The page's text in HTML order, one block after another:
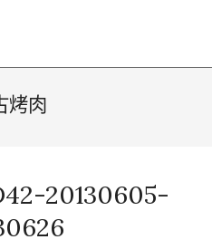
烤肉
20130605-